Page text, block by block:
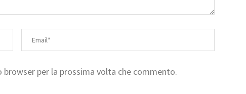
per la prossima volta che commento.